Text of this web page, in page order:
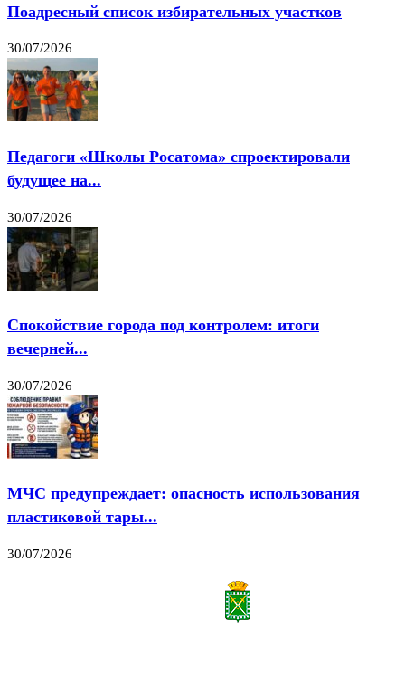
Поадресный список избирательных участков
30/07/2026
Педагоги «Школы Росатома» спроектировали
будущее на...
30/07/2026
Спокойствие города под контролем: итоги
вечерней...
30/07/2026
МЧС предупреждает: опасность использования
пластиковой тары...
30/07/2026